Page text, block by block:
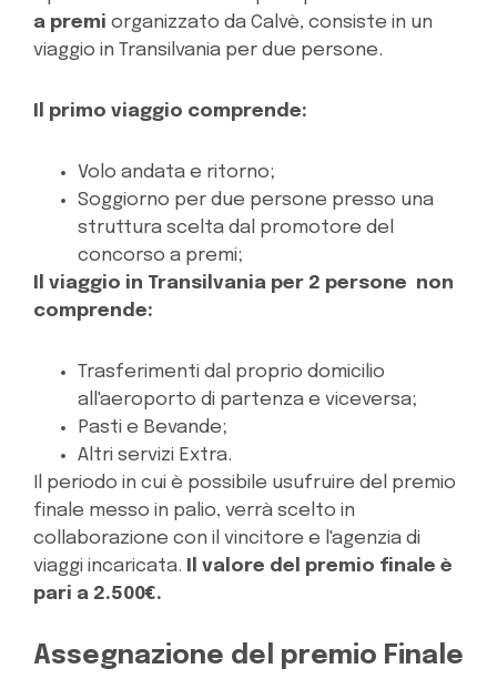
a premi organizzato da Calvè, consiste in un
viaggio in Transilvania per due persone.
Il primo viaggio comprende:
Volo andata e ritorno;
Soggiorno per due persone presso una
struttura scelta dal promotore del
concorso a premi;
Il viaggio in Transilvania per 2 persone non
comprende:
Trasferimenti dal proprio domicilio
all'aeroporto di partenza e viceversa;
Pasti e Bevande;
Altri servizi Extra.
Il periodo in cui è possibile usufruire del premio
finale messo in palio, verrà scelto in
collaborazione con il vincitore e l'agenzia di
viaggi incaricata.
Il valore del premio finale è
pari a 2.500€.
Assegnazione del premio Finale